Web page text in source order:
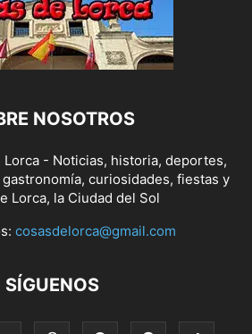
NOSOTROS
Lorca - Noticias, historia, deportes,
curiosidades, fiestas y
Lorca, la Ciudad del Sol
cosasdelorca@gmail.com
SÍGUENOS